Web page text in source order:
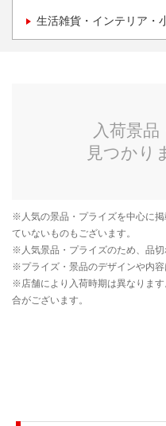
生活雑貨・インテリア・